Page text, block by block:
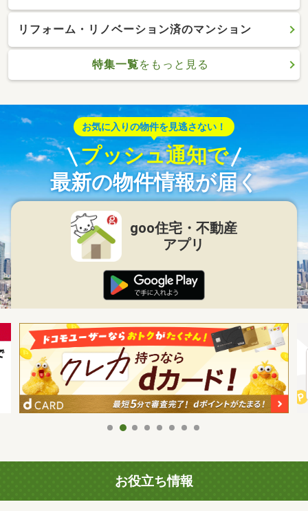
リフォーム・リノベーション済のマンション
特集一覧をもっと見る
お気に入りの物件を見逃さない！
プッシュ通知で
最新の物件情報が届く
goo住宅・不動産
アプリ
お役立ち情報